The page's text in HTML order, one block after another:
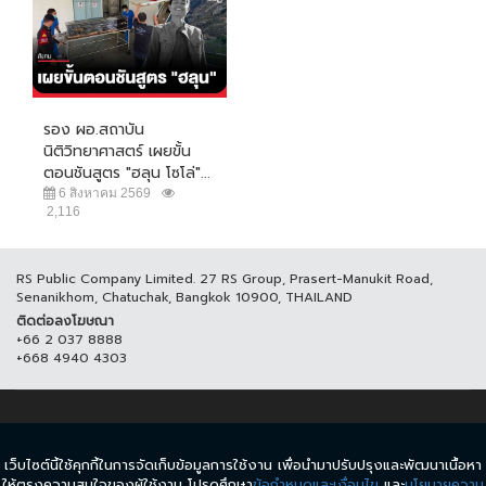
รอง ผอ.สถาบัน
นิติวิทยาศาสตร์ เผยขั้น
ตอนชันสูตร "ฮลุน โซโล่"...
6 สิงหาคม 2569
2,116
RS Public Company Limited. 27 RS Group, Prasert-Manukit Road,
Senanikhom, Chatuchak, Bangkok 10900, THAILAND
ติดต่อลงโฆษณา
+66 2 037 8888
+668 4940 4303
© COPYRIGHT 2017 THAICH8.COM, ALL RIGHT RESERVED.
ข้อกำหนดและเงื่อนไข นโยบายความเป็นส่วนตัว
เว็บไซต์นี้ใช้คุกกี้ในการจัดเก็บข้อมูลการใช้งาน เพื่อนำมาปรับปรุงและพัฒนาเนื้อหา